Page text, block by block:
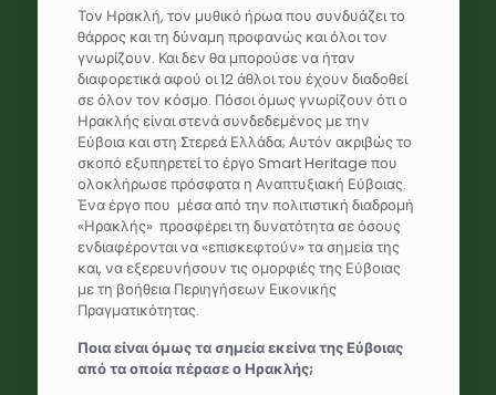
Τον Ηρακλή, τον μυθικό ήρωα που συνδυάζει το
θάρρος και τη δύναμη προφανώς και όλοι τον
γνωρίζουν. Και δεν θα μπορούσε να ήταν
διαφορετικά αφού οι 12 άθλοι του έχουν διαδοθεί
σε όλον τον κόσμο. Πόσοι όμως γνωρίζουν ότι ο
Ηρακλής είναι στενά συνδεδεμένος με την
Εύβοια και στη Στερεά Ελλάδα; Αυτόν ακριβώς το
σκοπό εξυπηρετεί το έργο Smart Heritage που
ολοκλήρωσε πρόσφατα η Αναπτυξιακή Εύβοιας.
Ένα έργο που μέσα από την πολιτιστική διαδρομή
«Ηρακλής» προσφέρει τη δυνατότητα σε όσους
ενδιαφέρονται να «επισκεφτούν» τα σημεία της
και, να εξερευνήσουν τις ομορφιές της Εύβοιας
με τη βοήθεια Περιηγήσεων Εικονικής
Πραγματικότητας.
Ποια είναι όμως τα σημεία εκείνα της Εύβοιας
από τα οποία πέρασε ο Ηρακλής;